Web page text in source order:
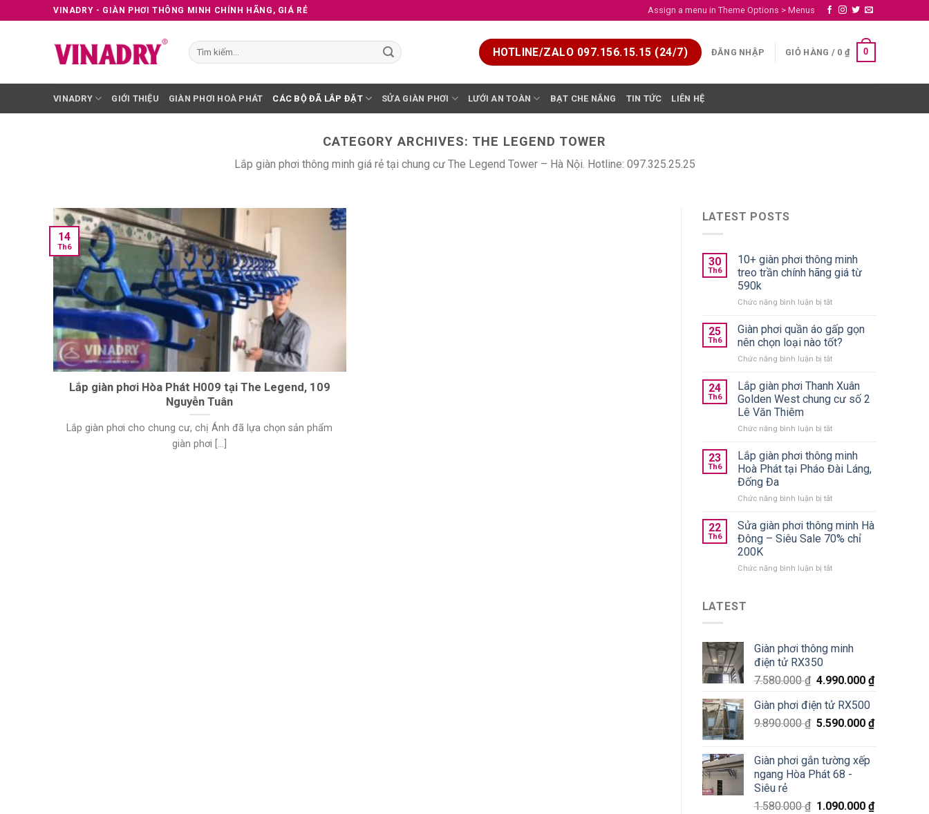
to
VINADRY - GIÀN PHƠI THÔNG MINH CHÍNH HÃNG, GIÁ RẺ Assign a menu in Theme Options > Menus
Tìm
kiếm:
HOTLINE/ZALO 097.156.15.15 (24/7) ĐĂNG NHẬP GIỎ HÀNG / 0 ₫ 0
VINADRY GIỚI THIỆU GIÀN PHƠI HOÀ PHÁT CÁC BỘ ĐÃ LẮP ĐẶT SỬA GIÀN PHƠI LƯỚI AN TOÀN BẠT CHE NẮNG TIN TỨC LIÊN HỆ
CATEGORY ARCHIVES: THE LEGEND TOWER
Lắp giàn phơi thông minh giá rẻ tại chung cư The Legend Tower – Hà Nội. Hotline: 097.325.25.25
Lắp giàn phơi Hòa Phát H009 tại The Legend, 109
Nguyễn Tuân
Lắp giàn phơi cho chung cư, chị Ánh đã lựa chọn sản phẩm
giàn phơi [...]
14
Th6
LATEST POSTS
30
Th6
10+ giàn phơi thông minh
treo trần chính hãng giá từ
590k
Chức năng bình luận bị tắtở
giàn
phơi
thông
minh
trần
chính
từ
25
Th6
Giàn phơi quần áo gấp gọn
nên chọn loại nào tốt?
Chức năng bình luận bị tắtở
phơi
áo
gọn
chọn
loại
nào
24
Th6
Lắp giàn phơi Thanh Xuân
Golden West chung cư số 2
Lê Văn Thiêm
Chức năng bình luận bị tắtở
giàn
phơi
Thanh
Golden
chung
cư
số
Lê
23
Th6
Lắp giàn phơi thông minh
Hoà Phát tại Pháo Đài Láng,
Đống Đa
Chức năng bình luận bị tắtở
giàn
phơi
thông
Hoà
Đa
22
Th6
Sửa giàn phơi thông minh Hà
Đông – Siêu Sale 70% chỉ
200K
Chức năng bình luận bị tắtở
Đông
Sale
chỉ
200K
LATEST
Giàn phơi thông minh
điện tử RX350
7.580.000₫ 4.990.000₫
Giàn phơi điện tử RX500
9.890.000₫ 5.590.000₫
Giàn phơi gắn tường xếp
ngang Hòa Phát 68 -
Siêu rẻ
1.580.000₫ 1.090.000₫